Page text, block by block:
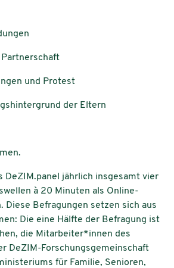
und Protest
der Eltern
DeZIM.panel jährlich insgesamt vier
à 20 Minuten als Online-
Diese Befragungen setzen sich aus
Die eine Hälfte der Befragung ist
die Mitarbeiter*innen des
DeZIM-Forschungsgemeinschaft
für Familie, Senioren,